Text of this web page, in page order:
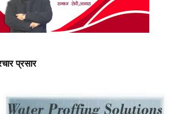
प्रसार